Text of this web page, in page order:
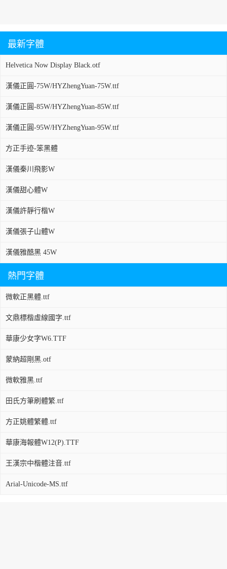
最新字體
Helvetica Now Display Black.otf
漢儀正圓-75W/HYZhengYuan-75W.ttf
漢儀正圓-85W/HYZhengYuan-85W.ttf
漢儀正圓-95W/HYZhengYuan-95W.ttf
方正手迹-笨黑體
漢儀秦川飛影W
漢儀甜心體W
漢儀許靜行楷W
漢儀張子山體W
漢儀雅酷黑 45W
熱門字體
微軟正黑體.ttf
文鼎標楷虛線國字.ttf
華康少女字W6.TTF
蒙納超剛黑.otf
微軟雅黑.ttf
田氏方筆刷體繁.ttf
方正姚體繁體.ttf
華康海報體W12(P).TTF
王漢宗中楷體注音.ttf
Arial-Unicode-MS.ttf